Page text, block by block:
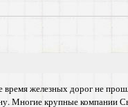
железных дорог не
Многие крупные